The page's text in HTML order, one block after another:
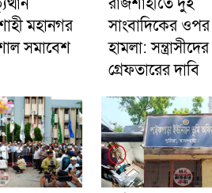
মহানগর
সমাবেশ
সাংবাদিকের
হামলা:
গ্রেফতারের দাবি